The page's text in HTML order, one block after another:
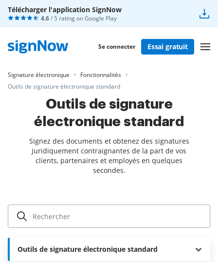
Télécharger l'application SignNow
4.6/ 5 rating onGoogle Play
Se connecter Essai gratuit
Signature électronique
Fonctionnalités
Outils de signature électronique standard
Outils de signature
électronique standard
Signez des documents et obtenez des signatures
juridiquement contraignantes de la part de vos
clients, partenaires et employés en quelques
secondes.
Outils de signature électronique standard